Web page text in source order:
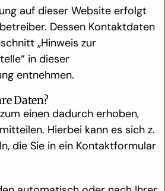
auf dieser Website erfolgt
Dessen Kontaktdaten
„Hinweis zur
in dieser
entnehmen.
Daten?
einen dadurch erhoben,
Hierbei kann es sich z.
die Sie in ein Kontaktformular